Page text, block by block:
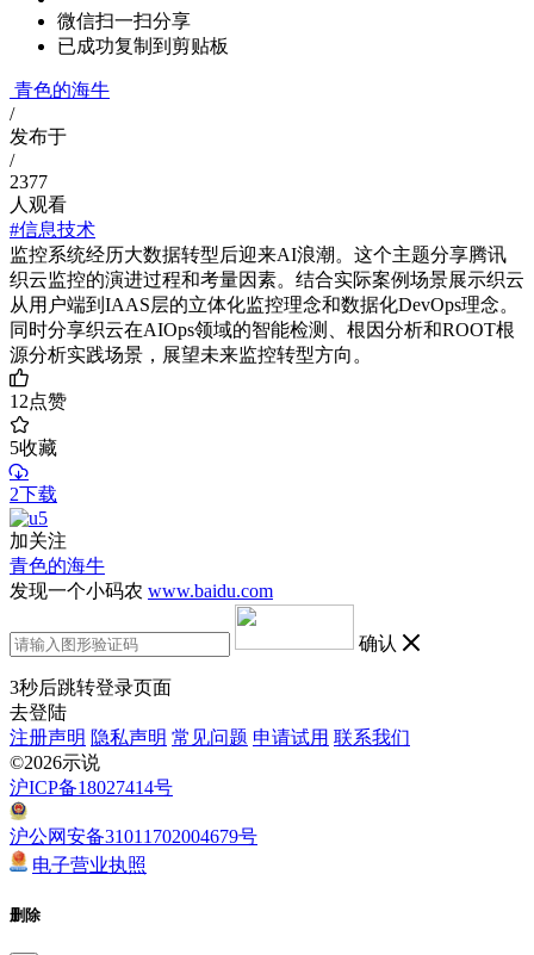
微信扫一扫分享
已成功复制到剪贴板
青色的海牛
/
发布于
/
2377
人观看
#信息技术
监控系统经历大数据转型后迎来AI浪潮。这个主题分享腾讯
织云监控的演进过程和考量因素。结合实际案例场景展示织云
从用户端到IAAS层的立体化监控理念和数据化DevOps理念。
同时分享织云在AIOps领域的智能检测、根因分析和ROOT根
源分析实践场景，展望未来监控转型方向。
12点赞
5收藏
2下载
加关注
青色的海牛
发现一个小码农 www.baidu.com
确认
3秒后跳转登录页面
去登陆
注册声明 隐私声明 常见问题 申请试用 联系我们
©2026示说
沪ICP备18027414号
沪公网安备31011702004679号
电子营业执照
删除